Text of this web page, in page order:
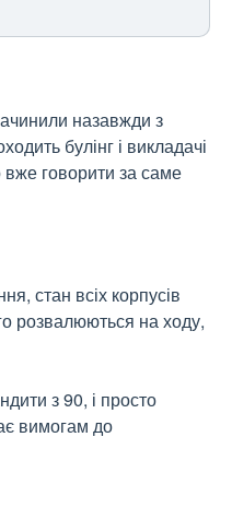
назавжди з
булінг і викладачі
вже говорити за саме
стан всіх корпусів
розвалюються на ходу,
з 90, і просто
вимогам до